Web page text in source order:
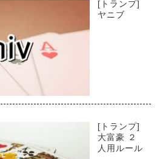
[トランプ]
ヤニブ
[トランプ]
大富豪 ２
人用ルール